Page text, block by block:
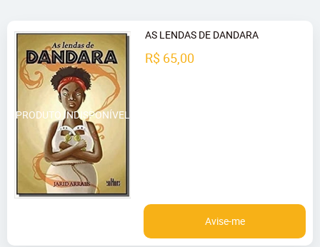
AS LENDAS DE DANDARA
R$ 65,00
Avise-me